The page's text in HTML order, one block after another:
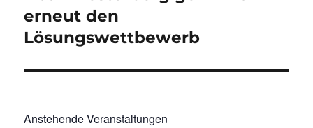
Beitrag:
erneut den
Lösungswettbewerb
Anstehende Veranstaltungen